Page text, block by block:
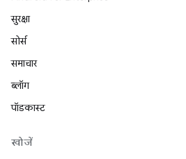
सुरक्षा
सोर्स
समाचार
ब्लॉग
पॉडकास्ट
खोजें